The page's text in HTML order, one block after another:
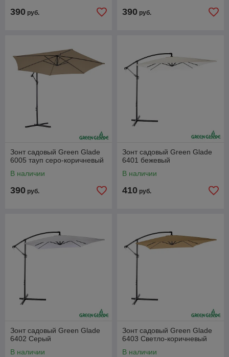
390 руб. 390 руб.
Зонт садовый Green Glade
6005 тауп серо-коричневый
В наличии
390 руб.
Зонт садовый Green Glade
6401 бежевый
В наличии
410 руб.
Зонт садовый Green Glade
6402 Серый
В наличии
Зонт садовый Green Glade
6403 Светло-коричневый
В наличии